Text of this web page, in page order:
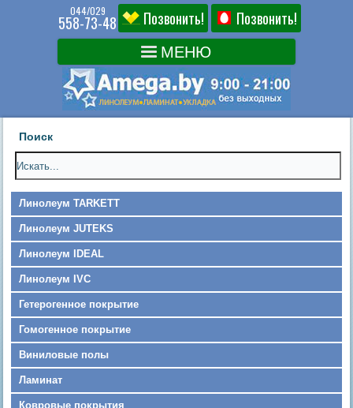
044/029
558-73-48 Позвонить! Позвонить!
Поиск
Линолеум TARKETT
Линолеум JUTEKS
Линолеум IDEAL
Линолеум IVC
Гетерогенное покрытие
Гомогенное покрытие
Виниловые полы
Ламинат
Ковровые покрытия